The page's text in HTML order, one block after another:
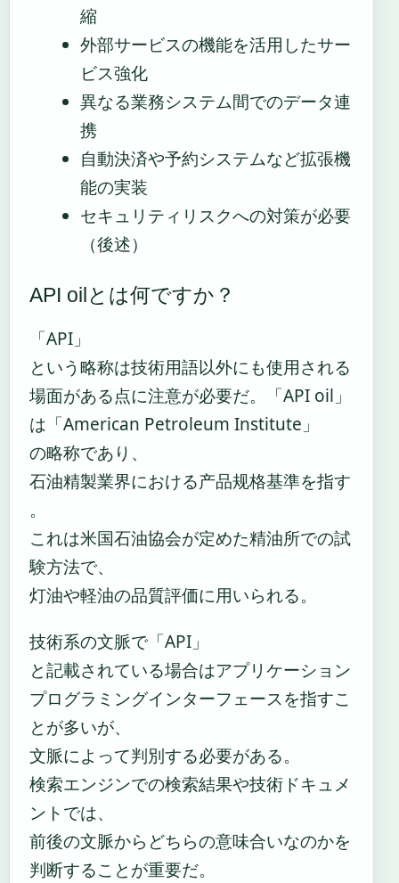
縮
外部サービスの機能を活用したサー
ビス強化
異なる業務システム間でのデータ連
携
自動決済や予約システムなど拡張機
能の実装
セキュリティリスクへの対策が必要
（後述）
API oilとは何ですか？
「API」
という略称は技術用語以外にも使用される
場面がある点に注意が必要だ。「API oil」
は「American Petroleum Institute」
の略称であり、
石油精製業界における产品规格基準を指す
。
これは米国石油協会が定めた精油所での試
験方法で、
灯油や軽油の品質評価に用いられる。
技術系の文脈で「API」
と記載されている場合はアプリケーション
プログラミングインターフェースを指すこ
とが多いが、
文脈によって判別する必要がある。
検索エンジンでの検索結果や技術ドキュメ
ントでは、
前後の文脈からどちらの意味合いなのかを
判断することが重要だ。